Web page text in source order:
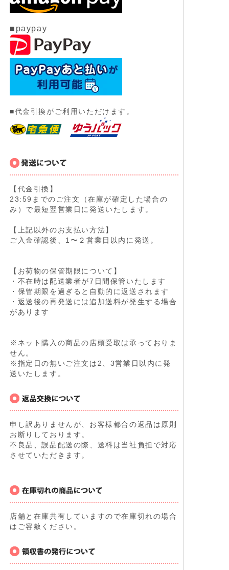
■paypay
■代金引換がご利用いただけます。
【代金引換】
23:59までのご注文（在庫が確定した場合の
み）で最短翌営業日に発送いたします。
【上記以外のお支払い方法】
ご入金確認後、1〜２営業日以内に発送。
【お荷物の保管期限について】
・不在時は配送業者が7日間保管いたします
・保管期限を過ぎると自動的に返送されます
・返送後の再発送には追加送料が発生する場合
があります
※ネット購入の商品の店頭受取は承っておりま
せん。
※指定日の無いご注文は2、3営業日以内に発
送いたします。
申し訳ありませんが、お客様都合の返品は原則
お断りしております。
不良品、誤品配送の際、送料は当社負担で対応
させていただきます。
店舗と在庫共有していますので在庫切れの場合
はご容赦ください。